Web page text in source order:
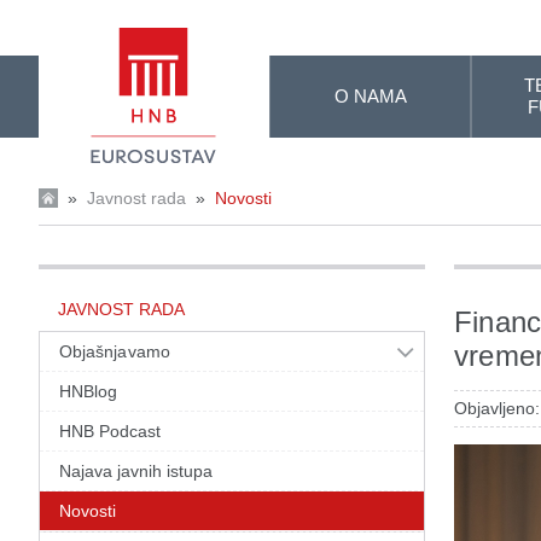
O NAMA
» Javnost rada » Novosti
JAVNOST RADA
Objašnjavamo
HNBlog
HNB Podcast
Najava javnih istupa
Novosti